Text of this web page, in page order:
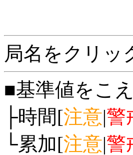
局名をクリッ
■基準値をこ
├時間[注意|警
└累加[注意|警